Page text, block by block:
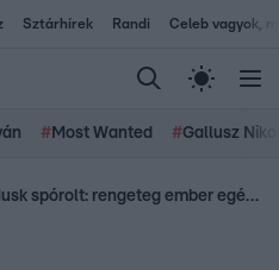
Sztárhírek Randi Celeb vagyok,
# Most Wanted #Gallusz
Elon Musk spórolt: rengeteg ember egészsége került veszélybe, súlyos károkat szenvedett a vadvilág, és eldurrant a Csillaghajója